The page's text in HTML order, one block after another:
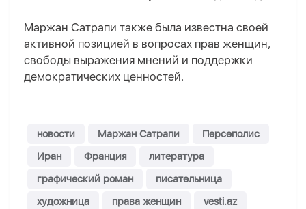
Маржан Сатрапи также была известна своей
активной позицией в вопросах прав женщин,
свободы выражения мнений и поддержки
демократических ценностей.
новости Маржан Сатрапи
Персеполис
Иран
Франция
литература
графический роман
писательница
художница
права женщин vesti.az